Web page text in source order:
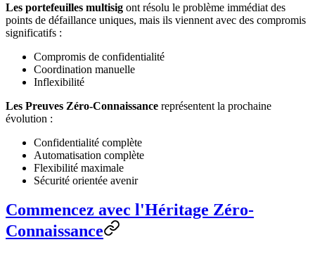
Les portefeuilles multisig ont résolu le problème immédiat des
points de défaillance uniques, mais ils viennent avec des compromis
significatifs :
Compromis de confidentialité
Coordination manuelle
Inflexibilité
Les Preuves Zéro-Connaissance représentent la prochaine
évolution :
Confidentialité complète
Automatisation complète
Flexibilité maximale
Sécurité orientée avenir
Commencez avec l'Héritage Zéro-
Connaissance